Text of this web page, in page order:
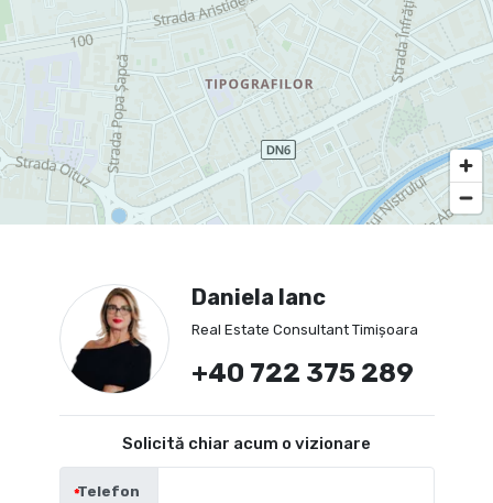
Daniela Ianc
Real Estate Consultant Timișoara
+40 722 375 289
Solicită chiar acum o vizionare
Telefon